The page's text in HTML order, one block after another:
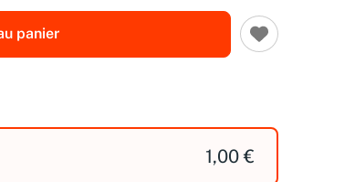
panier
1,00 €